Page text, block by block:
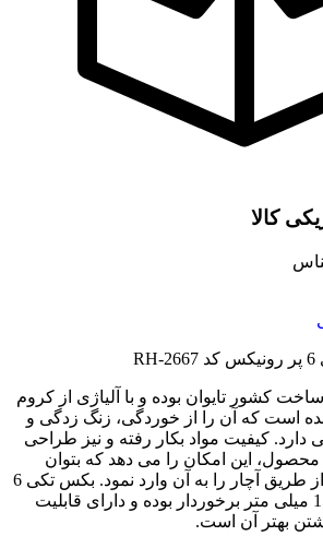
کالا
کشور تایوان بوده و با آلیاژی از کروم
شده است که آن را از خوردگی، زنگ زدگی و
کیفیت مواد بکار رفته و نیز طراحی
محصول، این امکان را می دهد که بتوان
حداکثر میزان گشتاور از طریق آچار را به آن وارد نمود. بکس تکی 6
پر RH-2667 از اندازه 15 میلی متر برخوردار بوده و دارای قابلیت
بهتر آن است.